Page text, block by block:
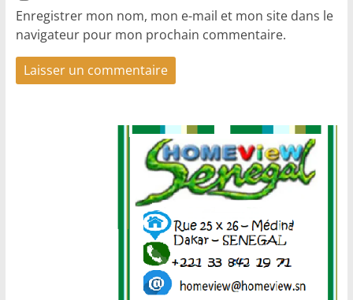
Enregistrer mon nom, mon e-mail et mon site dans le
navigateur pour mon prochain commentaire.